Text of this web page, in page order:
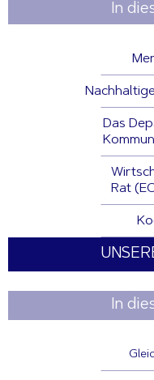
In
Das
Rat
In